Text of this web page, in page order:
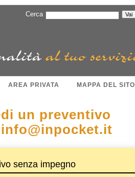
Cerca
AREA PRIVATA MAPPA DEL SITO
un preventivo
senza impegno